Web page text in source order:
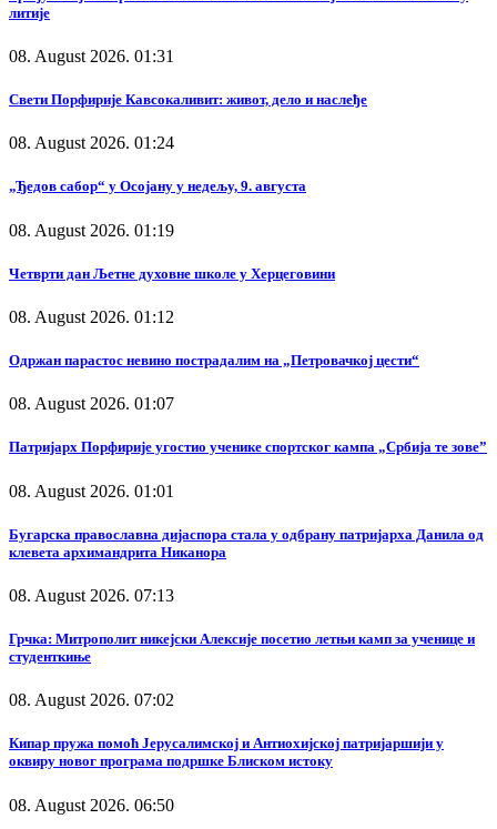
литије
08. August 2026. 01:31
Свети Порфирије Кавсокаливит: живот, дело и наслеђе
08. August 2026. 01:24
„Ђедов сабор“ у Осојану у недељу, 9. августа
08. August 2026. 01:19
Четврти дан Љетне духовне школе у Херцеговини
08. August 2026. 01:12
Одржан парастос невино пострадалим на „Петровачкој цести“
08. August 2026. 01:07
Патријарх Порфирије угостио ученике спортског кампа „Србија те зове”
08. August 2026. 01:01
Бугарска православна дијаспора стала у одбрану патријарха Данила од
клевета архимандрита Никанора
08. August 2026. 07:13
Грчка: Митрополит никејски Алексије посетио летњи камп за ученице и
студенткиње
08. August 2026. 07:02
Кипар пружа помоћ Јерусалимској и Антиохијској патријаршији у
оквиру новог програма подршке Блиском истоку
08. August 2026. 06:50